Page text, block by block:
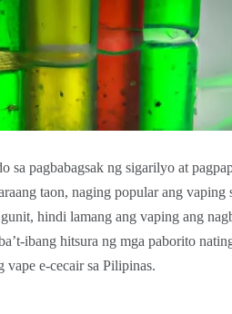
sa pagbabagsak ng sigarilyo at
taon, naging popular ang
hindi lamang ang vaping ang
ibang hitsura ng mga paborito
e-cecair sa Pilipinas.